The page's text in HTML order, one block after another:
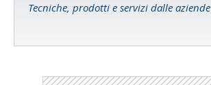
Tecniche, prodotti e servizi dalle aziende